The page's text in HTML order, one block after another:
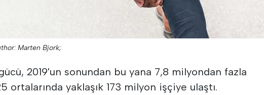
Marten Bjork;
2019'un sonundan bu yana 7,8 milyondan fazla
ortalarında yaklaşık 173 milyon işçiye ulaştı.